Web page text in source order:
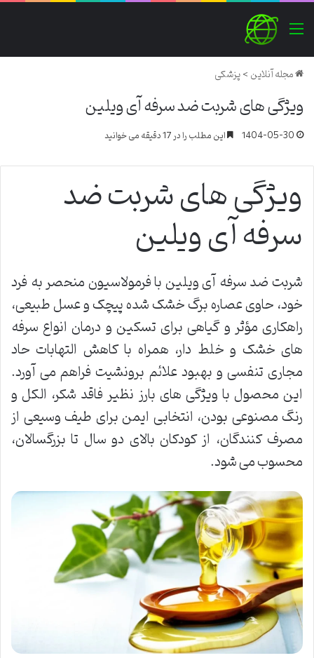
منو
مجله آنلاین>پزشکی
ویژگی های شربت ضد سرفه آی ویلین
1404-05-30 این مطلب را در 17 دقیقه می خوانید
ویژگی های شربت ضد
سرفه آی ویلین
شربت ضد سرفه آی ویلین با فرمولاسیون منحصر به فرد
خود، حاوی عصاره برگ خشک شده پیچک و عسل طبیعی،
راهکاری مؤثر و گیاهی برای تسکین و درمان انواع سرفه
های خشک و خلط دار، همراه با کاهش التهابات حاد
مجاری تنفسی و بهبود علائم برونشیت فراهم می آورد.
این محصول با ویژگی های بارز نظیر فاقد شکر، الکل و
رنگ مصنوعی بودن، انتخابی ایمن برای طیف وسیعی از
مصرف کنندگان، از کودکان بالای دو سال تا بزرگسالان،
محسوب می شود.